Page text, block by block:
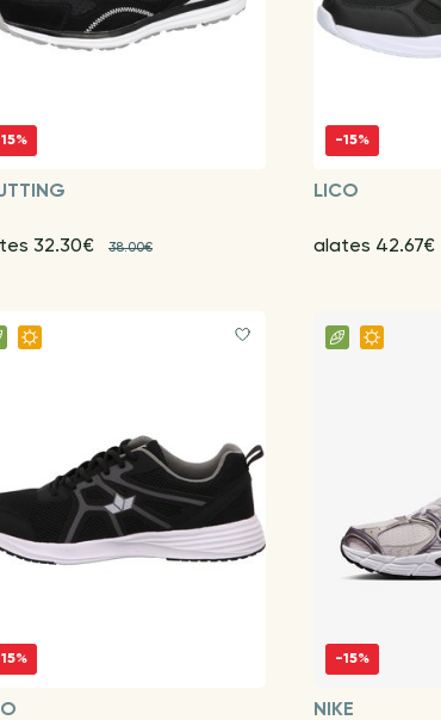
32.30€ 38.00€
-15%
LICO
alates 42.67€
-15%
NIKE